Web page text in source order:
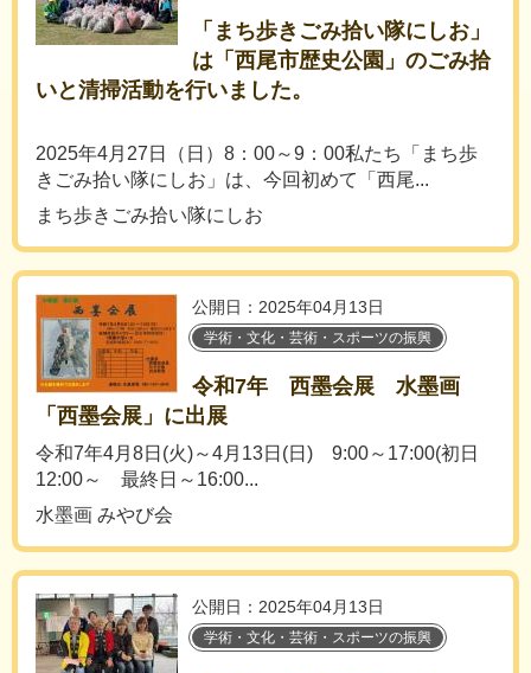
「まち歩きごみ拾い隊にしお」
は「西尾市歴史公園」のごみ拾
いと清掃活動を行いました。
2025年4月27日（日）8：00～9：00私たち「まち歩
きごみ拾い隊にしお」は、今回初めて「西尾...
まち歩きごみ拾い隊にしお
公開日：2025年04月13日
学術・文化・芸術・スポーツの振興
令和7年 西墨会展 水墨画
「西墨会展」に出展
令和7年4月8日(火)～4月13日(日) 9:00～17:00(初日
12:00～ 最終日～16:00...
水墨画 みやび会
公開日：2025年04月13日
学術・文化・芸術・スポーツの振興